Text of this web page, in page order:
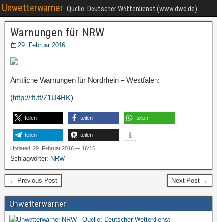
Unwetterwarner Quelle: Deutscher Wetterdienst (www.dwd.de)
Warnungen für NRW
29. Februar 2016
Amtliche Warnungen für Nordrhein – Westfalen:
(http://ift.tt/Z1U4HK)
teilen teilen teilen
teilen teilen
Updated: 29. Februar 2016 — 16:15
Schlagwörter: NRW
← Previous Post Next Post →
Unwetterwarner